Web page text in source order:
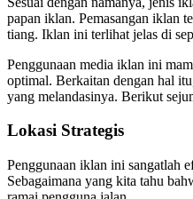
papan iklan. Pemasangan iklan
tiang. Iklan ini terlihat jelas di
Penggunaan media iklan ini
optimal. Berkaitan dengan hal
yang melandasinya. Berikut
Lokasi Strategis
Penggunaan iklan ini sangatlah
Sebagaimana yang kita tahu